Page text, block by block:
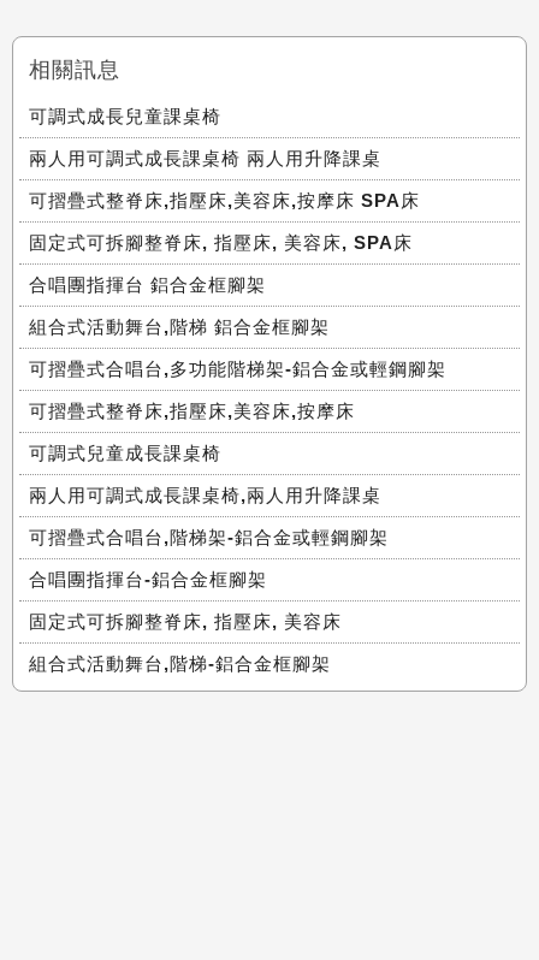
相關訊息
可調式成長兒童課桌椅
兩人用可調式成長課桌椅 兩人用升降課桌
可摺疊式整脊床,指壓床,美容床,按摩床 SPA床
固定式可拆腳整脊床, 指壓床, 美容床, SPA床
合唱團指揮台 鋁合金框腳架
組合式活動舞台,階梯 鋁合金框腳架
可摺疊式合唱台,多功能階梯架-鋁合金或輕鋼腳架
可摺疊式整脊床,指壓床,美容床,按摩床
可調式兒童成長課桌椅
兩人用可調式成長課桌椅,兩人用升降課桌
可摺疊式合唱台,階梯架-鋁合金或輕鋼腳架
合唱團指揮台-鋁合金框腳架
固定式可拆腳整脊床, 指壓床, 美容床
組合式活動舞台,階梯-鋁合金框腳架